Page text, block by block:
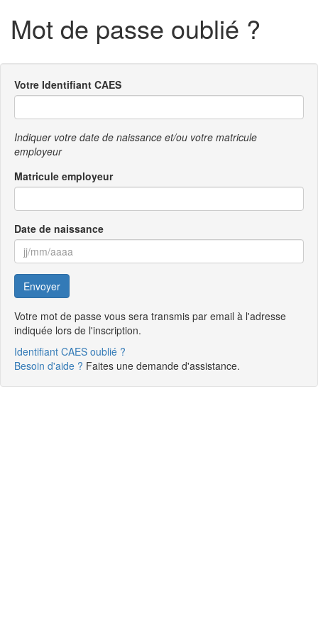
Mot de passe oublié ?
Votre Identifiant CAES
Indiquer votre date de naissance et/ou votre matricule
employeur
Matricule employeur
Date de naissance
Envoyer
Votre mot de passe vous sera transmis par email à l'adresse
indiquée lors de l'inscription.
Identifiant CAES oublié ?
Besoin d'aide ? Faites une demande d'assistance.